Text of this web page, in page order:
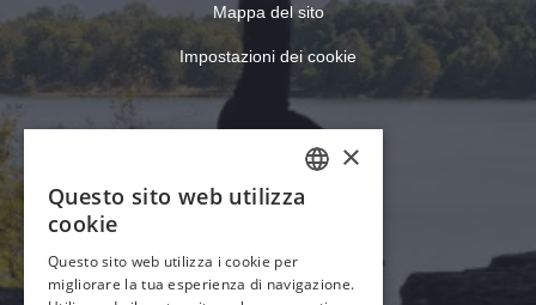
Mappa del sito
Impostazioni dei cookie
SPANISH
×
Questo sito web utilizza
cookie
Questo sito web utilizza i cookie per
migliorare la tua esperienza di navigazione.